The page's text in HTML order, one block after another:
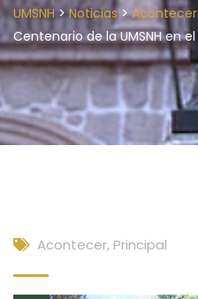
UMSNH>Noticias>Acontecer
Centenario de la UMSNH en
Acontecer, Principal